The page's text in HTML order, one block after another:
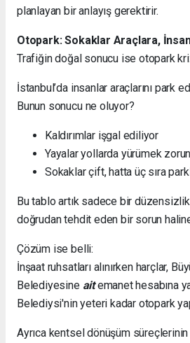
planlayan bir anlayış gerektirir.
Otopark: Sokaklar Araçlara,
Trafiğin doğal sonucu ise otopark
İstanbul’da insanlar araçlarını park
Bunun sonucu ne oluyor?
Kaldırımlar işgal ediliyor
Yayalar yollarda yürümek
Sokaklar çift, hatta üç sıra
Bu tablo artık sadece bir düzensizlik
doğrudan tehdit eden bir sorun
Çözüm ise belli:
İnşaat ruhsatları alınırken harçlar,
Belediyesine aitemanet hesabına
Belediysi'nin yeteri kadar otopark
Ayrıca kentsel dönüşüm süreçlerinin